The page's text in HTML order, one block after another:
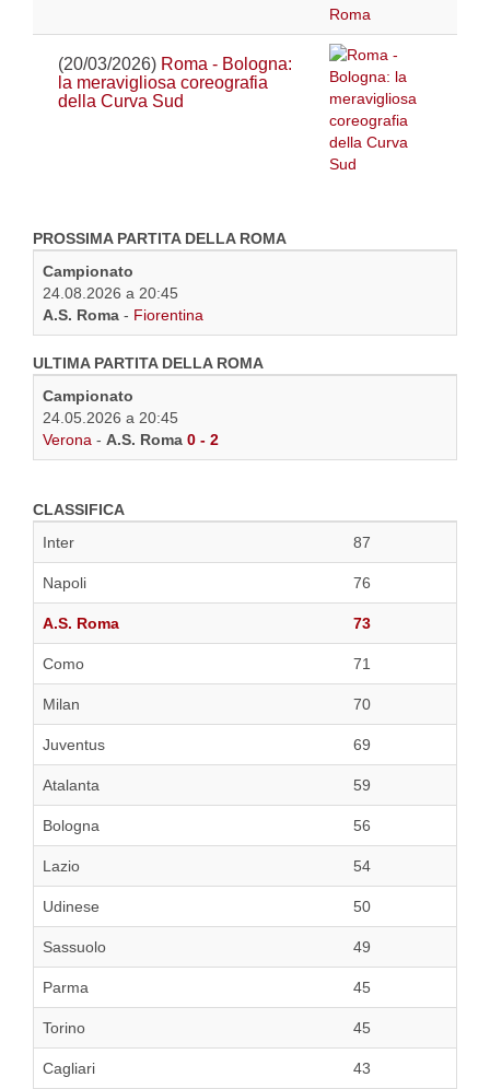
(20/03/2026) Roma - Bologna:
la meravigliosa coreografia
della Curva Sud
PROSSIMA PARTITA DELLA ROMA
Campionato
24.08.2026 a 20:45
A.S. Roma - Fiorentina
ULTIMA PARTITA DELLA ROMA
Campionato
24.05.2026 a 20:45
Verona - A.S. Roma 0 - 2
CLASSIFICA
Inter
87
Napoli 76
A.S. Roma 73
Como 71
Milan 70
Juventus 69
Atalanta 59
Bologna 56
Lazio 54
Udinese 50
Sassuolo 49
Parma 45
Torino 45
Cagliari 43